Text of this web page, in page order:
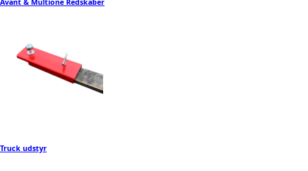
Avant & Multione Redskaber
Truck udstyr